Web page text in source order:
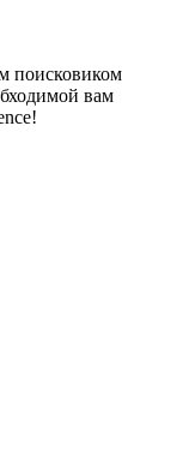
поисковиком
вам